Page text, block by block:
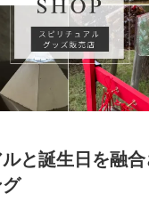
と誕生日を融